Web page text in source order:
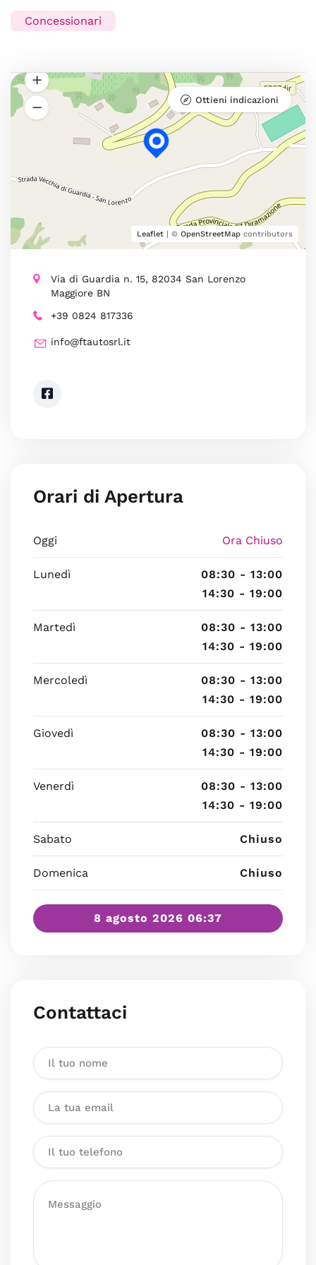
Concessionari
Leaflet | © OpenStreetMap contributors
Ottieni indicazioni
Via di Guardia n. 15, 82034 San Lorenzo
Maggiore BN
+39 0824 817336
info@ftautosrl.it
Orari di Apertura
Oggi Ora Chiuso
Lunedì
08:30 - 13:00
14:30 - 19:00
Martedì
08:30 - 13:00
14:30 - 19:00
Mercoledì
08:30 - 13:00
14:30 - 19:00
Giovedì
08:30 - 13:00
14:30 - 19:00
Venerdì
08:30 - 13:00
14:30 - 19:00
Sabato Chiuso
Domenica Chiuso
8 agosto 2026 06:37
Contattaci